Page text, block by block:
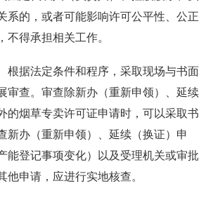
系的，或者可能影响许可公平性、公正
不得承担相关工作。
据法定条件和程序，采取现场与书面
审查。审查除新办（重新申领）、延续
的烟草专卖许可证申请时，可以采取书
新办（重新申领）、延续（换证）申
能登记事项变化）以及受理机关或审批
他申请，应进行实地核查。